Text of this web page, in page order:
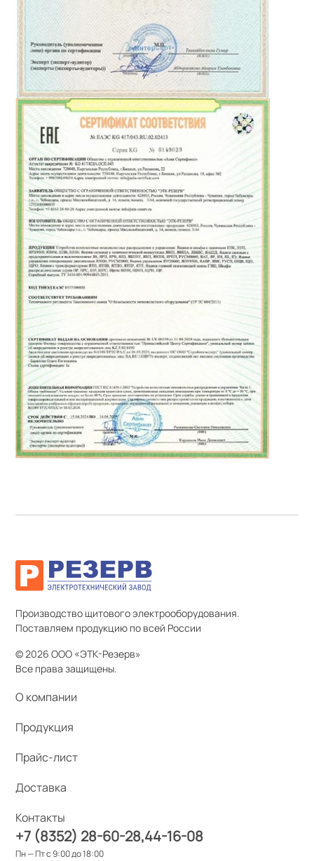
Производство щитового электрооборудования.
Поставляем продукцию по всей России
© 2026 ООО «ЭТК-Резерв»
Все права защищены.
О компании
Продукция
Прайс-лист
Доставка
Контакты
+7 (8352) 28-60-28 44-16-08
Пн — Пт с 9:00 до 18:00